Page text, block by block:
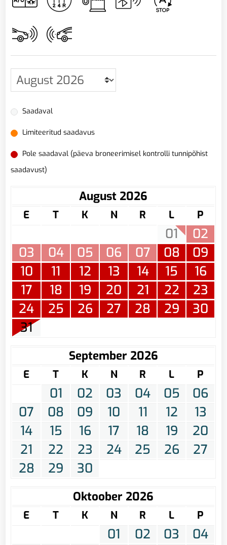
Saadaval
Limiteeritud saadavus
Pole saadaval (päeva broneerimisel kontrolli tunnipõhist
saadavust)
August 2026
E T K N R L P
01
02
03
04 05 06 07 08
09
10
11 12 13 14 15
16
17
18 19 20 21 22
23
24
25 26 27 28 29
30
31
September 2026
E T K N R L P
01 02 03 04 05
06
07
08 09 10 11 12
13
14
15 16 17 18 19
20
21
22 23 24 25 26
27
28
29 30
Oktoober 2026
E T K N R L P
01 02 03
04